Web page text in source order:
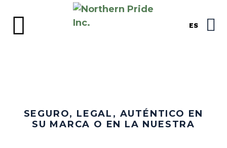
ES
SEGURO, LEGAL, AUTÉNTICO EN
SU MARCA O EN LA NUESTRA